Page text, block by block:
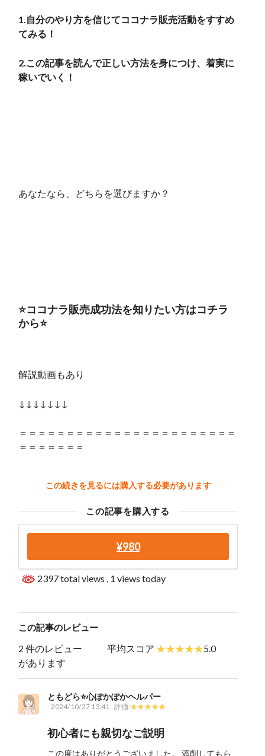
1.自分のやり方を信じてココナラ販売活動をすすめ
てみる！
2.この記事を読んで正しい方法を身につけ、着実に
稼いでいく！
あなたなら、どちらを選びますか？
⭐ココナラ販売成功法を知りたい方はコチラ
から⭐
解説動画もあり
↓↓↓↓↓↓↓
＝＝＝＝＝＝＝＝＝＝＝＝＝＝＝＝＝＝＝＝＝＝＝
＝＝＝＝＝＝＝
この続きを見るには購入する必要があります
この記事を購入する
¥980
2397 total views , 1 views today
この記事のレビュー
2 件のレビュー
があります
平均スコア 5.0
ともどら⭐️心ぽかぽかヘルパー
2024/10/27 13:41 評価:
初心者にも親切なご説明
この度はありがとうございました。 添削してもら